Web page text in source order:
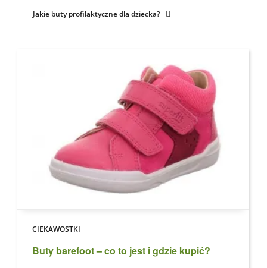
Jakie buty profilaktyczne dla dziecka?
CIEKAWOSTKI
Buty barefoot – co to jest i gdzie kupić?